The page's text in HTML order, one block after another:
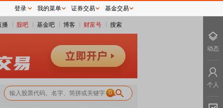
播 股吧 基金吧 博客 财富号 搜索
0
登录 我的菜单 证券交易 基金交易
动态
个人